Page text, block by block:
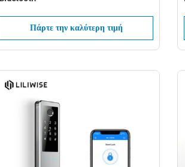
Πάρτε την καλύτερη τιμή